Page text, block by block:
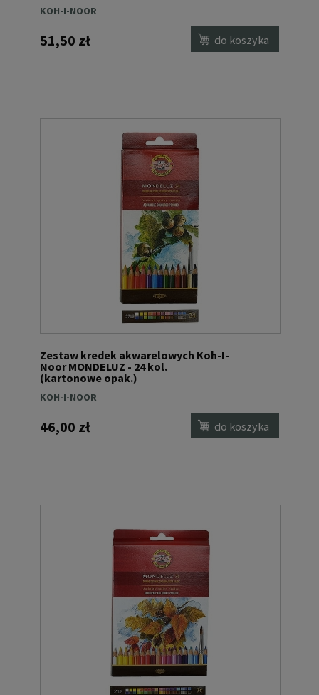
KOH-I-NOOR
51,50 zł do koszyka
Zestaw kredek akwarelowych Koh-I-
Noor MONDELUZ - 24 kol.
(kartonowe opak.)
KOH-I-NOOR
46,00 zł do koszyka